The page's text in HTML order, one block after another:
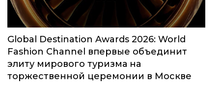
Global Destination Awards 2026: World
Fashion Channel впервые объединит
элиту мирового туризма на
торжественной церемонии в Москве